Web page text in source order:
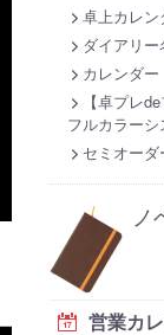
卓上カレ
ダイアリ
カレンダー
【卓プレ
フルカラーシ
セミオー
ノ
営業カ